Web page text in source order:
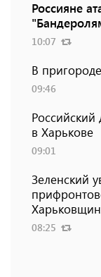
Россияне
10:07
В
09:46
Российский
в Харькове
09:01
Зеленский
08:25